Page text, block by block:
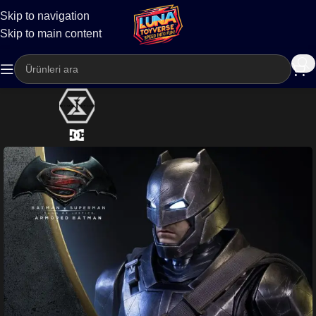
Skip to navigation
Skip to main content
Kargo